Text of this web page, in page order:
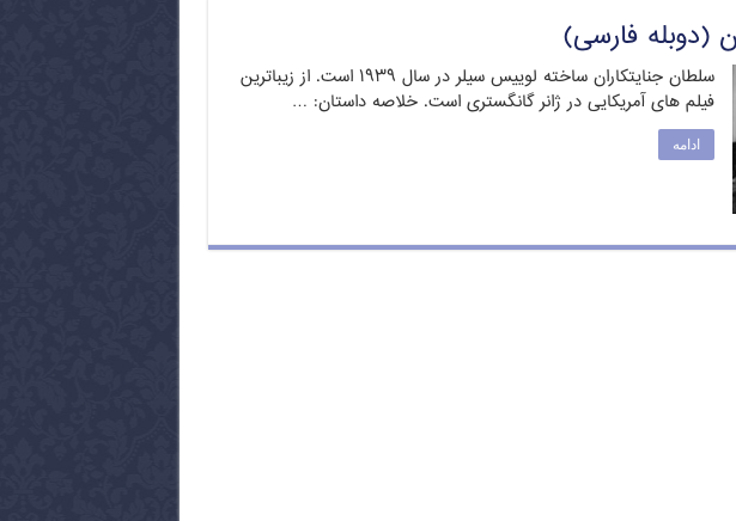
(دوبله فارسی)
سلطان جنایتکاران ساخته لوییس سیلر در سال ۱۹۳۹ است. از زیباترین
فیلم های آمریکایی در ژانر گانگستری است. خلاصه داستان: …
ادامه